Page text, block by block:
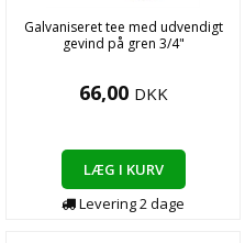
Galvaniseret tee med udvendigt
gevind på gren 3/4"
66,00 DKK
LÆG I KURV
Levering2dage